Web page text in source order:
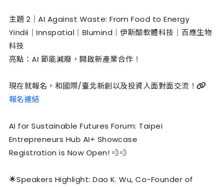
主題 2｜AI Against Waste: From Food to Energy
Yindii｜Innspatial｜Blumind｜伊斯酷軟體科技｜百應生物
科技
亮點：AI 節能減廢，開啟新產業合作！
現在就報名，和國際/臺北新創以及投資人面對面交流！🔗
報名連結
AI for Sustainable Futures Forum: Taipei
Entrepreneurs Hub AI+ Showcase
Registration is Now Open! 💨💨
🌟Speakers Highlight: Dao K. Wu, Co-Founder of